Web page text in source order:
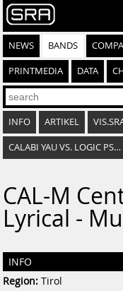
NEWS BANDS
PRINTMEDIA DATA
INFO ARTIKEL
CALABI YAU VS. LOGIC PSYCHO VS. NOCTURNES CREATURES
CAL-M
Lyrical -
INFO
Region: Tirol